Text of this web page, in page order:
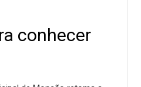
conhecer